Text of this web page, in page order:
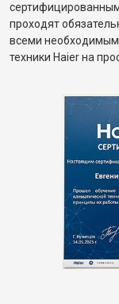
проходят
всеми
техники Haier на